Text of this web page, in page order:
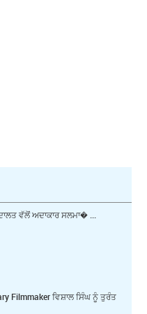
ਵੱਲੋਂ ਅਦਾਕਾਰ ਸਲਮਾ� ...
Filmmaker ਵਿਸ਼ਾਲ ਸਿੰਘ ਨੂੰ ਤੁਰੰਤ